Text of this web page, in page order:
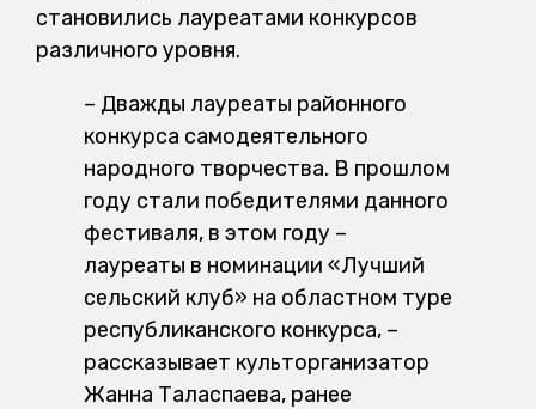
становились лауреатами конкурсов
различного уровня.
– Дважды лауреаты районного
конкурса самодеятельного
народного творчества. В прошлом
году стали победителями данного
фестиваля, в этом году –
лауреаты в номинации «Лучший
сельский клуб» на областном туре
республиканского конкурса, –
рассказывает культорганизатор
Жанна Таласпаева, ранее